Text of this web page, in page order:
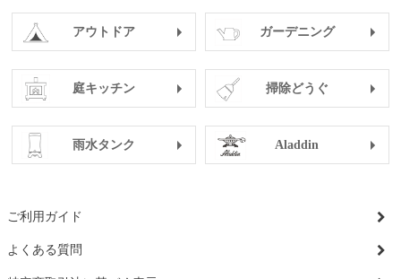
アウトドア ガーデニング
庭キッチン 掃除どうぐ
雨水タンク Aladdin
ご利用ガイド
よくある質問